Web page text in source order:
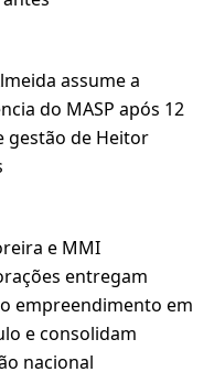
assume a
do MASP após 12
gestão de Heitor
e MMI
entregam
empreendimento em
e consolidam
nacional